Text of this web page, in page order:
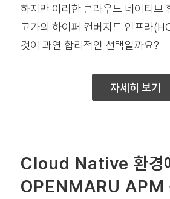
하지만 이러한 클라우드 네이티브
고가의 하이퍼 컨버지드 인프라
것이 과연 합리적인 선택일까요?
자세히 보기
Cloud Native 환경
OPENMARU APM